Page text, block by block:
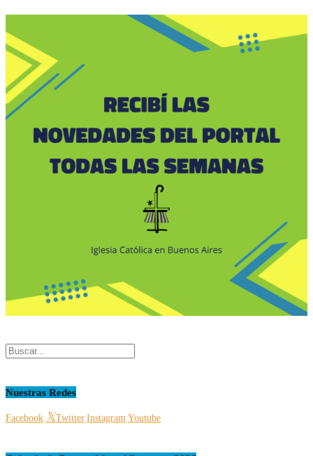
Nuestras Redes
Facebook Twitter Instagram Youtube